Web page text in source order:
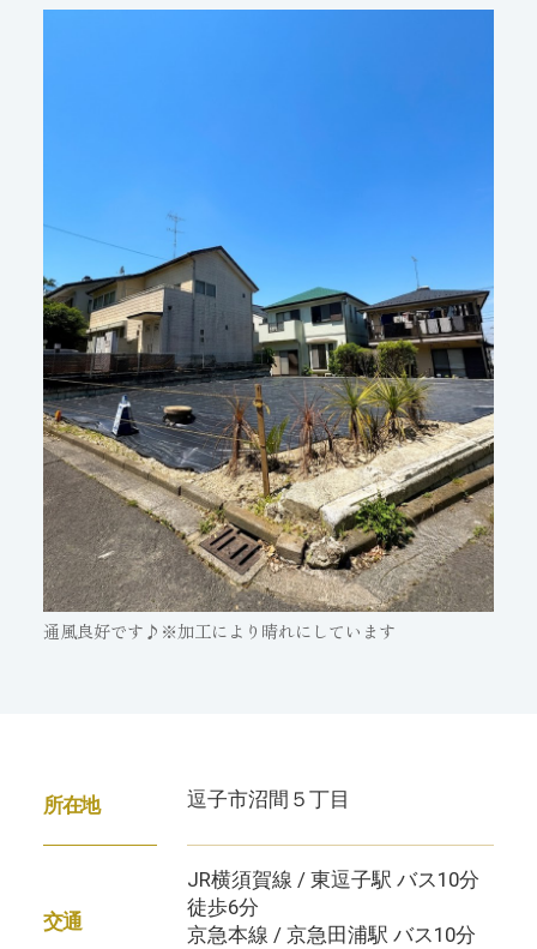
通風良好です♪※加工により晴れにしています
所在地 逗子市沼間５丁目
交通
JR横須賀線 / 東逗子駅 バス10分
徒歩6分
京急本線 / 京急田浦駅 バス10分